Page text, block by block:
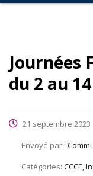
Journées
du 2 au
21 septembre 2023
Envoyé par :
Catégories: CCCE,